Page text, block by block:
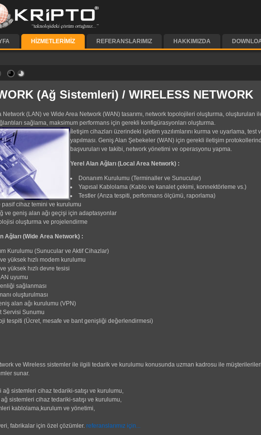
HIZMETLERIMIZ REFERANSLARIMIZ HAKKIMIZDA
(Ağ Sistemleri) / WIRELESS NETWORK
Network (LAN) ve Wide Area Network (WAN) tasarımı, network topolojileri oluşturma, oluşturulan
sağlama, maksimum performans için gerekli konfigürasyonları oluşturma.
İletişim cihazları üzerindeki işletim yazılımlarını kurma ve uyarlama, test
yapılması. Geniş Alan Şebekeler (WAN) için gerekli iletişim
başvuruları ve takibi, network yönetimi ve operasyonu yapma.
Yerel Alan Ağları (Local Area Network) :
Donanım Kurulumu (Terminaller ve Sunucular)
Yapısal Kablolama (Kablo ve kanalet çekimi, konnektörleme vs.)
Testler (Arıza tespiti, performans ölçümü, raporlama)
pasif cihaz temini ve kurulumu
ve geniş alan ağı geçişi için adaptasyonlar
oluşturma ve projelendirme
Ağları (Wide Area Network) :
Kurulumu (Sunucular ve Aktif Cihazlar)
yüksek hızlı modem kurulumu
yüksek hızlı devre tesisi
uyumu
sağlanması
oluşturulması
alan ağı kurulumu (VPN)
Servisi Sunumu
tespiti (Ücret, mesafe ve bant genişliği değerlendirmesi)
ve Wireless sistemler ile ilgili tedarik ve kurulumu konusunda uzman kadrosu ile
sunar.
ağ sistemleri cihaz tedariki-satışı ve kurulumu,
sistemleri cihaz tedariki-satışı ve kurulumu,
kablolama,kurulum ve yönetimi,
fabrikalar için özel çözümler. referanslarımız için...